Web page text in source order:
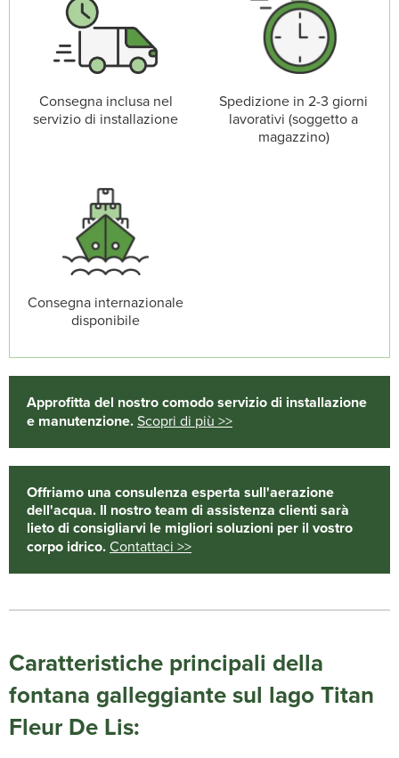
Consegna inclusa nel
servizio di installazione
Spedizione in 2-3 giorni
lavorativi (soggetto a
magazzino)
Consegna internazionale
disponibile
Approfitta del nostro comodo servizio di installazione
e manutenzione.Scopri di più >>
Offriamo una consulenza esperta sull'aerazione
dell'acqua. Il nostro team di assistenza clienti sarà
lieto di consigliarvi le migliori soluzioni per il vostro
corpo idrico.Contattaci >>
Caratteristiche principali della
fontana galleggiante sul lago Titan
Fleur De Lis: